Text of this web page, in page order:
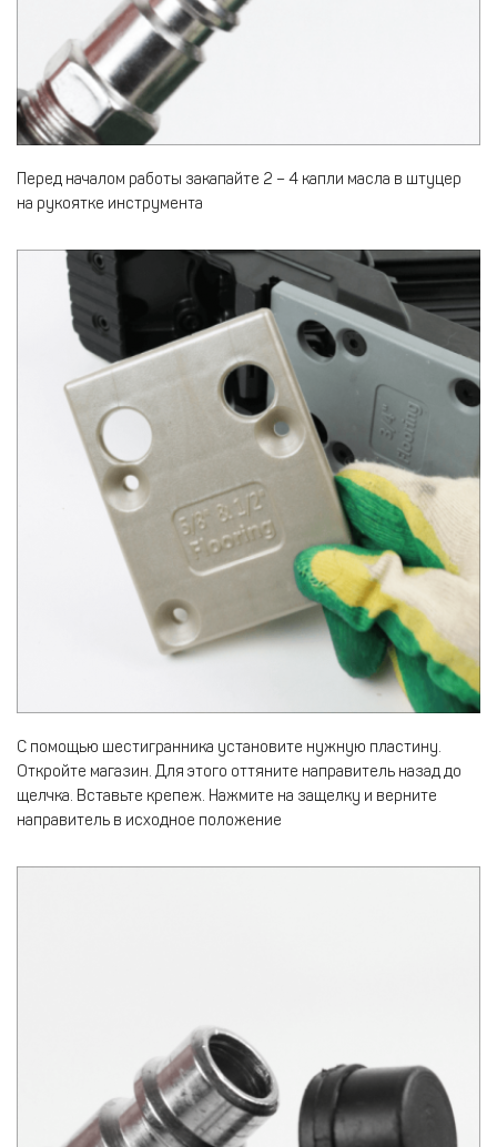
Перед началом работы закапайте 2 – 4 капли масла в штуцер
на рукоятке инструмента
С помощью шестигранника установите нужную пластину.
Откройте магазин. Для этого оттяните направитель назад до
щелчка. Вставьте крепеж. Нажмите на защелку и верните
направитель в исходное положение